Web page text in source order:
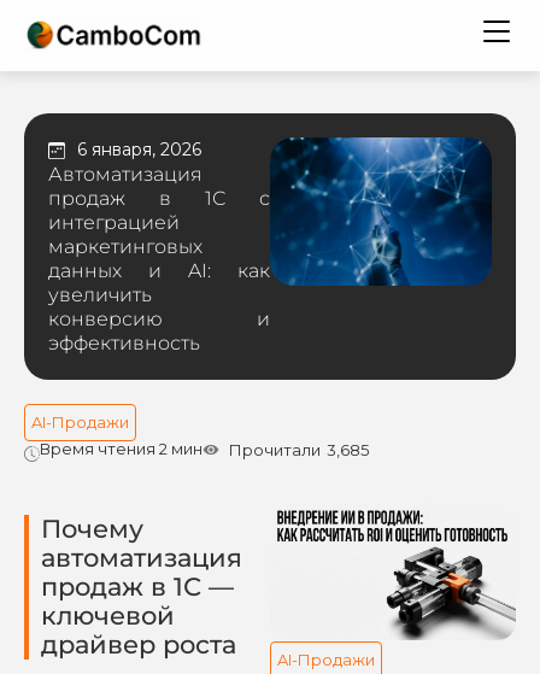
6 января, 2026
Автоматизация
продаж в 1С с
интеграцией
маркетинговых
данных и AI: как
увеличить
конверсию и
эффективность
Время чтения 2 мин Прочитали 3,685
AI-Продажи
Почему
автоматизация
продаж в 1С —
ключевой
драйвер роста
AI-Продажи